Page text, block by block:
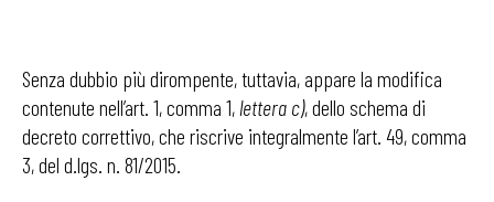
Senza dubbio più dirompente, tuttavia, appare la modifica
contenute nell’art. 1, comma 1, lettera c), dello schema di
decreto correttivo, che riscrive integralmente l’art. 49, comma
3, del d.lgs. n. 81/2015.